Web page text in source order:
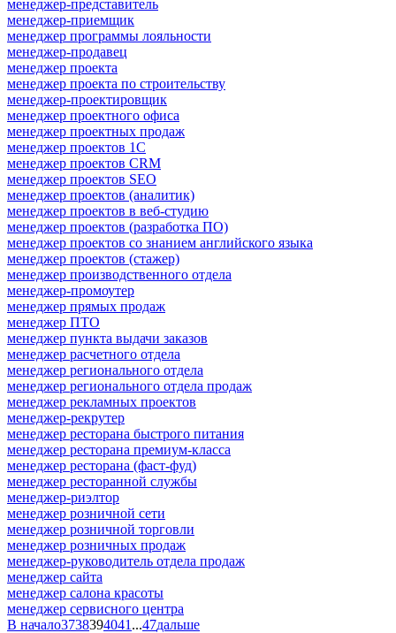
менеджер-представитель
менеджер-приемщик
менеджер программы лояльности
менеджер-продавец
менеджер проекта
менеджер проекта по строительству
менеджер-проектировщик
менеджер проектного офиса
менеджер проектных продаж
менеджер проектов 1С
менеджер проектов CRM
менеджер проектов SEO
менеджер проектов (аналитик)
менеджер проектов в веб-студию
менеджер проектов (разработка ПО)
менеджер проектов со знанием английского языка
менеджер проектов (стажер)
менеджер производственного отдела
менеджер-промоутер
менеджер прямых продаж
менеджер ПТО
менеджер пункта выдачи заказов
менеджер расчетного отдела
менеджер регионального отдела
менеджер регионального отдела продаж
менеджер рекламных проектов
менеджер-рекрутер
менеджер ресторана быстрого питания
менеджер ресторана премиум-класса
менеджер ресторана (фаст-фуд)
менеджер ресторанной службы
менеджер-риэлтор
менеджер розничной сети
менеджер розничной торговли
менеджер розничных продаж
менеджер-руководитель отдела продаж
менеджер сайта
менеджер салона красоты
менеджер сервисного центра
В начало3738394041 ...47дальше